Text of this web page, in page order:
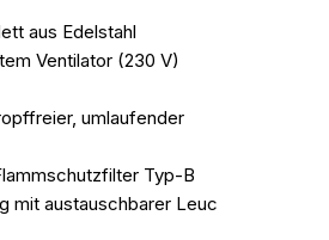
aus Edelstahl
Ventilator (230 V)
umlaufender
Typ-B
mit austauschbarer Leuc